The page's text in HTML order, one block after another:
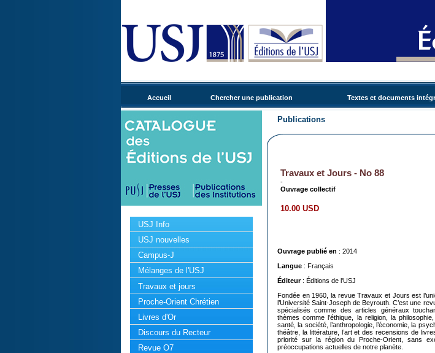
Accueil Chercher une publication Textes et documents
USJ Info
USJ nouvelles
Campus-J
Mélanges de l'USJ
Travaux et jours
Proche-Orient Chrétien
Livres d'Or
Discours du Recteur
Revue O7
Publications
Travaux et Jours - No 88
-
Ouvrage collectif
10.00 USD
Ouvrage publié en : 2014
Langue : Français
Éditeur: Éditions de l'USJ
Fondée en 1960, la revue Travaux et Jours est
l’Université Saint-Joseph de Beyrouth. C’est une
spécialisés comme des articles généraux
thèmes comme l’éthique, la religion, la
santé, la société, l’anthropologie, l’économie, la
théâtre, la littérature, l’art et des recensions de
priorité sur la région du Proche-Orient, sans
préoccupations actuelles de notre planète.